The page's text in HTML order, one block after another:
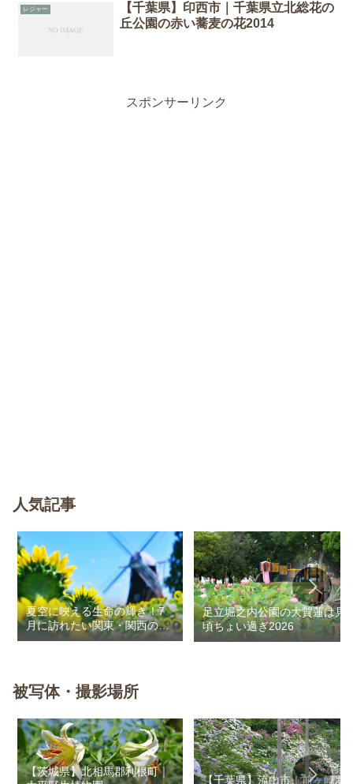
レジャー
【千葉県】印西市｜千葉県立北総花の
丘公園の赤い蕎麦の花2014
スポンサーリンク
人気記事
夏空に映える生命の輝き！7
月に訪れたい関東・関西のお
花畑
足立堀之内公園の大賀蓮は見
頃ちょい過ぎ2026
被写体・撮影場所
【茨城県】北相馬郡利根町｜
【千葉県】流山市｜前ヶ崎あ